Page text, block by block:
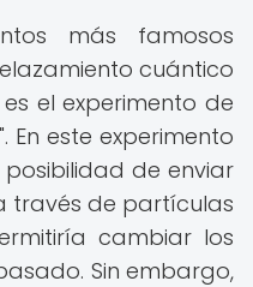
más famosos
cuántico
el experimento de
este experimento
de enviar
través de partículas
cambiar los
Sin embargo,